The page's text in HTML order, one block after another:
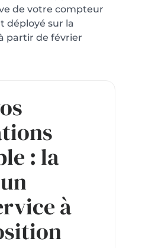
de votre compteur
déployé sur la
partir de février
: la
à